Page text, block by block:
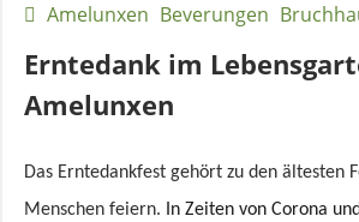
Amelunxen Beverungen
Erntedank im
Amelunxen
Das Erntedankfest gehört zu den ältesten
Menschen feiern. In Zeiten von Corona